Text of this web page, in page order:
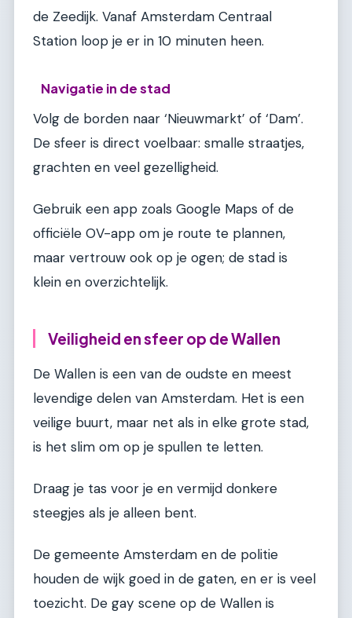
de Zeedijk. Vanaf Amsterdam Centraal
Station loop je er in 10 minuten heen.
Navigatie in de stad
Volg de borden naar ‘Nieuwmarkt’ of ‘Dam’.
De sfeer is direct voelbaar: smalle straatjes,
grachten en veel gezelligheid.
Gebruik een app zoals Google Maps of de
officiële OV-app om je route te plannen,
maar vertrouw ook op je ogen; de stad is
klein en overzichtelijk.
Veiligheid en sfeer op de Wallen
De Wallen is een van de oudste en meest
levendige delen van Amsterdam. Het is een
veilige buurt, maar net als in elke grote stad,
is het slim om op je spullen te letten.
Draag je tas voor je en vermijd donkere
steegjes als je alleen bent.
De gemeente Amsterdam en de politie
houden de wijk goed in de gaten, en er is veel
toezicht. De gay scene op de Wallen is